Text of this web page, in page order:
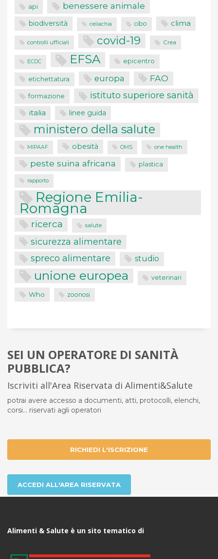
api benessere animale
biodiversità celiachia cibo clima
controlli ufficiali covid-19 Crea
ECDC EFSA epicentro
etichettatura europa FAO
formazione istituto superiore sanità
italia linee guida
ministero della salute
MIPAAF obesità OMS one health
peste suina africana plastica
rapporto
Regione Emilia-
Romagna
ricerca salute
sicurezza alimentare
spreco alimentare studio
unione europea veterinari
Who zoonosi
SEI UN OPERATORE DI SANITÀ
PUBBLICA?
Iscriviti all'Area Riservata di Alimenti&Salute
potrai avere accesso a documenti, atti, protocolli, elenchi,
corsi... riservati agli operatori
RICHIEDI L'ISCRIZIONE
ACCEDI ALL'AREA RISERVATA
Alimenti & Salute è un sito tematico di